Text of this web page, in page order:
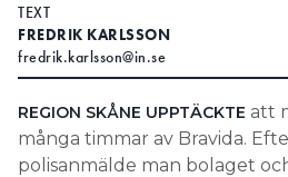
Om tidningen
Kontakt
Personuppgifter
Search for:
TEXT
FREDRIK KARLSSON
fredrik.karlsson@in.se
REGION SKÅNE UPPTÄCKTE att
många timmar av Bravida.
polisanmälde man bolaget